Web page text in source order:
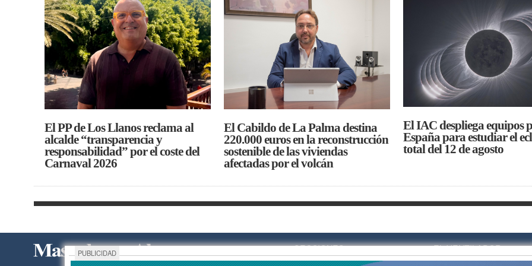
El PP de Los Llanos reclama al
alcalde “transparencia y
responsabilidad” por el coste del
Carnaval 2026
El Cabildo de La Palma destina
220.000 euros en la reconstrucción
sostenible de las viviendas
afectadas por el volcán
El IAC despliega equipos
España para estudiar el
total del 12 de agosto
SECCIONES
EL VENTILADOR
TURISMO
SOCIEDAD
PUBLICIDAD